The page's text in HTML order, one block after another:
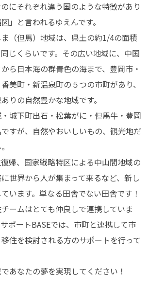
にそれぞれ違う国のような特徴があり
」と言われるゆえんです。
（但馬）地域は、県土の約1/4の面積
じくらいです。その広い地域に、中国
ら日本海の群青色の海まで、豊岡市・
美町・新温泉町の５つの市町があり、
りの自然豊かな地域です。
城下町出石・松葉がに・但馬牛・豊岡
すが、自然やおいしいもの、観光地だ
帰、国家戦略特区による中山間地域の
世界から人が集まって来るなど、新し
います。単なる田舎でない田舎です！
ームはとても仲良しで連携していま
ポートBASEでは、市町と連携して市
住を検討される方のサポートを行って
あなたの夢を実現してください！